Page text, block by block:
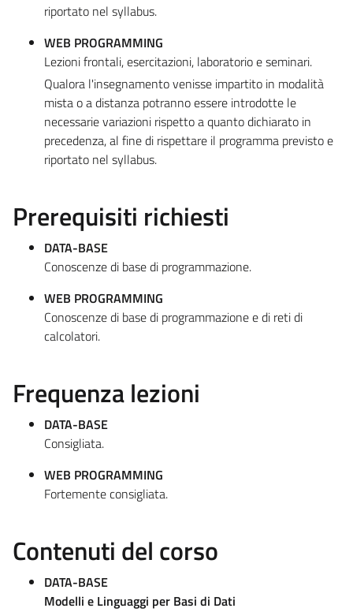
riportato nel syllabus.
WEB PROGRAMMING
Lezioni frontali, esercitazioni, laboratorio e seminari.
Qualora l'insegnamento venisse impartito in modalità
mista o a distanza potranno essere introdotte le
necessarie variazioni rispetto a quanto dichiarato in
precedenza, al fine di rispettare il programma previsto e
riportato nel syllabus.
Prerequisiti richiesti
DATA-BASE
Conoscenze di base di programmazione.
WEB PROGRAMMING
Conoscenze di base di programmazione e di reti di
calcolatori.
Frequenza lezioni
DATA-BASE
Consigliata.
WEB PROGRAMMING
Fortemente consigliata.
Contenuti del corso
DATA-BASE
Modelli e Linguaggi per Basi di Dati